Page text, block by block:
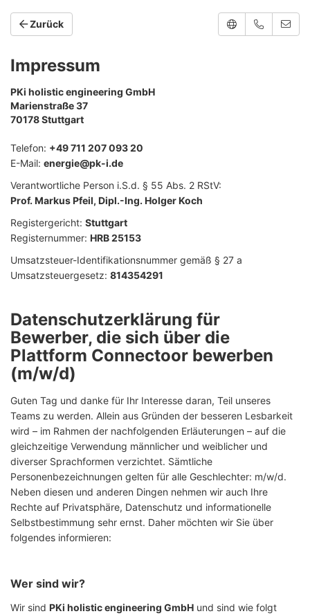
Zurück
Impressum
PKi holistic engineering GmbH
Marienstraße 37
70178 Stuttgart
Telefon: +49 711 207 093 20
E-Mail: energie@pk-i.de
Verantwortliche Person i.S.d. § 55 Abs. 2 RStV:
Prof. Markus Pfeil, Dipl.-Ing. Holger Koch
Registergericht: Stuttgart
Registernummer: HRB 25153
Umsatzsteuer-Identifikationsnummer gemäß § 27 a
Umsatzsteuergesetz: 814354291
Datenschutzerklärung für
Bewerber, die sich über die
Plattform Connectoor bewerben
(m/w/d)
Guten Tag und danke für Ihr Interesse daran, Teil unseres
Teams zu werden. Allein aus Gründen der besseren Lesbarkeit
wird – im Rahmen der nachfolgenden Erläuterungen – auf die
gleichzeitige Verwendung männlicher und weiblicher und
diverser Sprachformen verzichtet. Sämtliche
Personenbezeichnungen gelten für alle Geschlechter: m/w/d.
Neben diesen und anderen Dingen nehmen wir auch Ihre
Rechte auf Privatsphäre, Datenschutz und informationelle
Selbstbestimmung sehr ernst. Daher möchten wir Sie über
folgendes informieren:
Wer sind wir?
Wir sind PKi holistic engineering GmbH und sind wie folgt